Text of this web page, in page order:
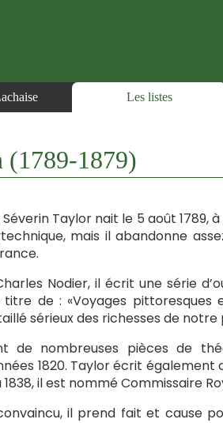
Les listes
(1789-1879)
Taylor nait le 5 août
mais il abandonne
Nodier, il écrit une série
de : «Voyages pittoresques
sérieux des richesses de notre
de nombreuses pièces de
1820. Taylor écrit également
1838, il est nommé Commissaire
il prend fait et cause